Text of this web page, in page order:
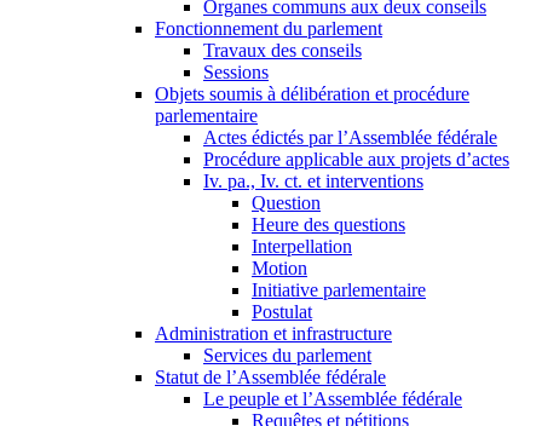
Organes communs aux deux conseils
Fonctionnement du parlement
Travaux des conseils
Sessions
Objets soumis à délibération et procédure
parlementaire
Actes édictés par l’Assemblée fédérale
Procédure applicable aux projets d’actes
Iv. pa., Iv. ct. et interventions
Question
Heure des questions
Interpellation
Motion
Initiative parlementaire
Postulat
Administration et infrastructure
Services du parlement
Statut de l’Assemblée fédérale
Le peuple et l’Assemblée fédérale
Requêtes et pétitions